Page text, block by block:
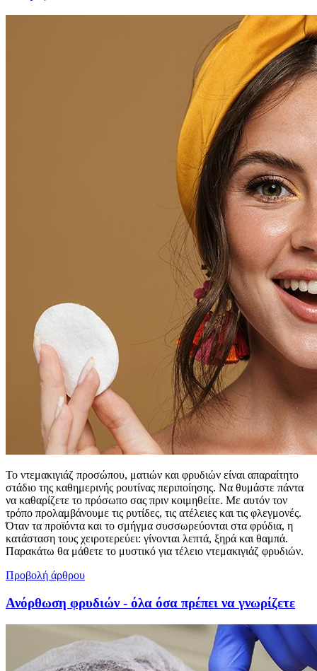
Το ντεμακιγιάζ προσώπου, ματιών και φρυδιών είναι απαραίτητο
στάδιο της καθημερινής ρουτίνας περιποίησης. Να θυμάστε πάντα
να καθαρίζετε το πρόσωπο σας πριν κοιμηθείτε. Με αυτόν τον
τρόπο προλαμβάνουμε τις ρυτίδες, τις ατέλειες και τις φλεγμονές.
Όταν τα προϊόντα και το σμήγμα συσσωρεύονται στα φρύδια, η
κατάσταση τους χειροτερεύει: γίνονται λεπτά, ξηρά και θαμπά.
Παρακάτω θα μάθετε το μυστικό για τέλειο ντεμακιγιάζ φρυδιών.
Προβολή άρθρου
Ανόρθωση φρυδιών - όλα όσα πρέπει να γνωρίζετε